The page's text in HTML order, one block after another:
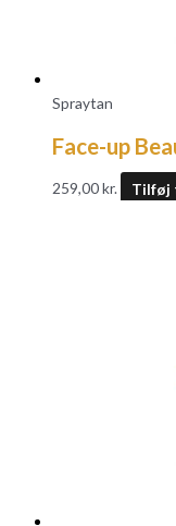
Spraytan
Face-up
259,00kr. Tilføj